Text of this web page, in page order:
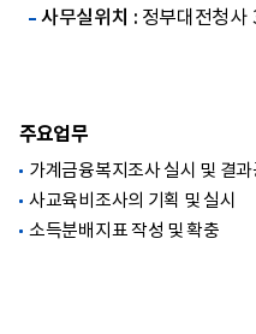
사무실위치 : 정부대전청사
주요업무
가계금융복지조사 실시 및 결
사교육비조사의 기획 및 실시
소득분배지표 작성 및 확충